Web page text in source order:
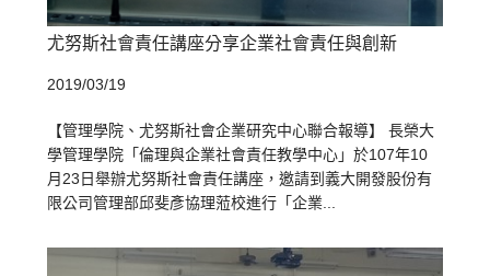
尤努斯社會責任講座分享企業社會責任與創新
2019/03/19
【管理學院、尤努斯社會企業研究中心聯合報導】 長榮大
學管理學院「倫理與企業社會責任教學中心」於107年10
月23日舉辦尤努斯社會責任講座，邀請到義大開發股份有
限公司管理部邱斐彥協理蒞校進行「企業...